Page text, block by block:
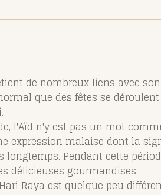
de nombreux liens avec
que des fêtes se
l'Aïd n'y est pas un mot
expression malaise dont la
Pendant cette
délicieuses gourmandises.
Raya est quelque peu